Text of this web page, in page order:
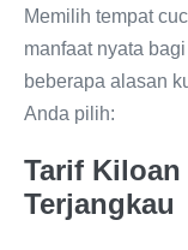
Memilih tempat
manfaat nyata
beberapa alasan
Anda pilih:
Tarif
Terjangkau